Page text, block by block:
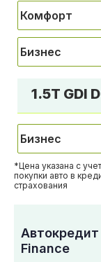
Комфорт
Бизнес
1.5Т GDI
Бизнес
*Цена указана с
покупки авто в
страхования
Автокредит
Finance